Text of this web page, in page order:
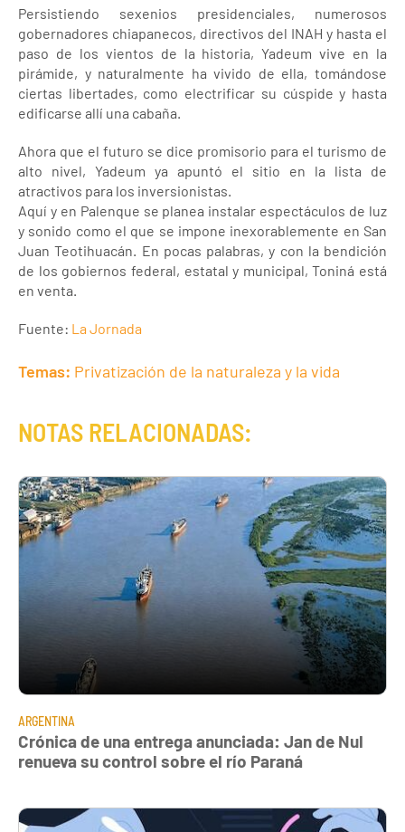
Persistiendo sexenios presidenciales, numerosos
gobernadores chiapanecos, directivos del INAH y hasta el
paso de los vientos de la historia, Yadeum vive en la
pirámide, y naturalmente ha vivido de ella, tomándose
ciertas libertades, como electrificar su cúspide y hasta
edificarse allí una cabaña.
Ahora que el futuro se dice promisorio para el turismo de
alto nivel, Yadeum ya apuntó el sitio en la lista de
atractivos para los inversionistas.
Aquí y en Palenque se planea instalar espectáculos de luz
y sonido como el que se impone inexorablemente en San
Juan Teotihuacán. En pocas palabras, y con la bendición
de los gobiernos federal, estatal y municipal, Toniná está
en venta.
Fuente: La Jornada
Temas: Privatización de la naturaleza y la vida
NOTAS RELACIONADAS:
ARGENTINA
Crónica de una entrega anunciada: Jan de Nul
renueva su control sobre el río Paraná